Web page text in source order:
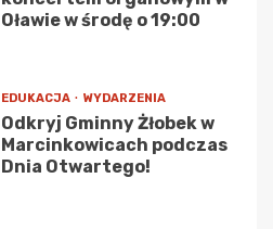
Oławie w środę o 19:00
EDUKACJA WYDARZENIA
Odkryj Gminny Żłobek w
Marcinkowicach podczas
Dnia Otwartego!